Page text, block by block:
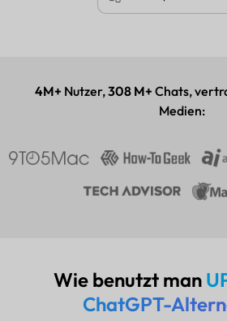
UPDF AI
4M+ Nutzer,308 M+ Chats,
Medien:
Wie benutzt man
ChatGPT-